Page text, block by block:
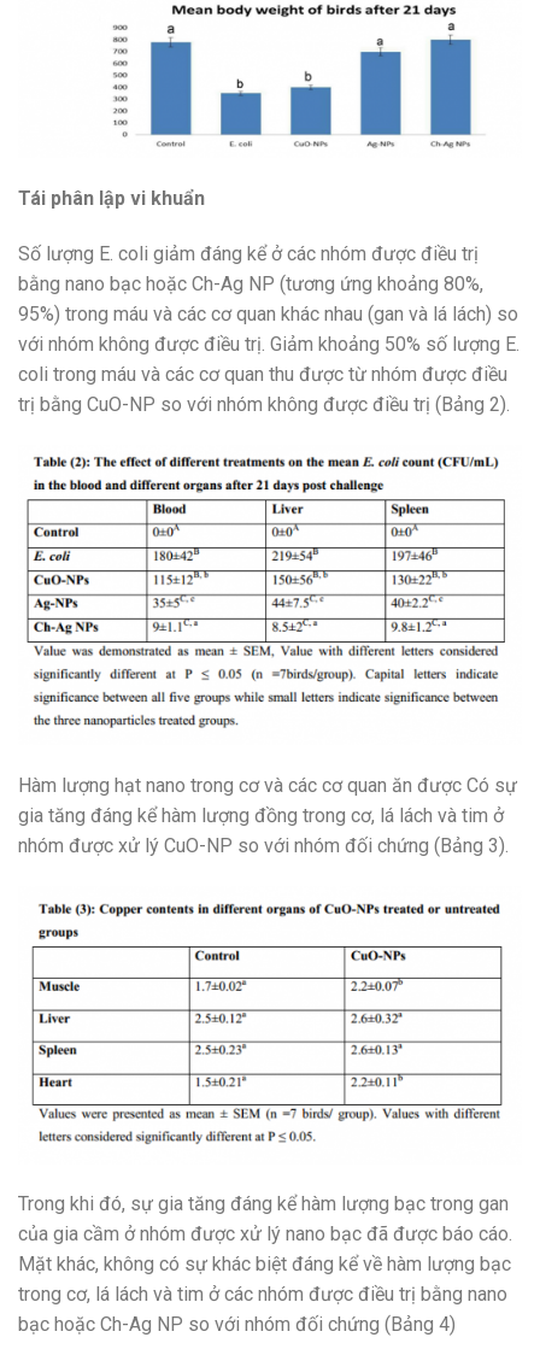
Tái phân lập vi khuẩn
Số lượng E. coli giảm đáng kể ở các nhóm được điều trị
bằng nano bạc hoặc Ch-Ag NP (tương ứng khoảng 80%,
95%) trong máu và các cơ quan khác nhau (gan và lá lách) so
với nhóm không được điều trị. Giảm khoảng 50% số lượng E.
coli trong máu và các cơ quan thu được từ nhóm được điều
trị bằng CuO-NP so với nhóm không được điều trị (Bảng 2).
Hàm lượng hạt nano trong cơ và các cơ quan ăn được Có sự
gia tăng đáng kể hàm lượng đồng trong cơ, lá lách và tim ở
nhóm được xử lý CuO-NP so với nhóm đối chứng (Bảng 3).
Trong khi đó, sự gia tăng đáng kể hàm lượng bạc trong gan
của gia cầm ở nhóm được xử lý nano bạc đã được báo cáo.
Mặt khác, không có sự khác biệt đáng kể về hàm lượng bạc
trong cơ, lá lách và tim ở các nhóm được điều trị bằng nano
bạc hoặc Ch-Ag NP so với nhóm đối chứng (Bảng 4)